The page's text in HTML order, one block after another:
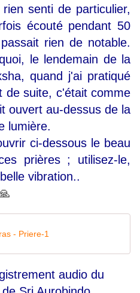
senti de particulier,
écouté pendant 50
rien de notable.
le lendemain de la
quand j'ai pratiqué
de suite, c'était comme
ouvert au-dessus de la
lumière.
ci-dessous le beau
prières ; utilisez-le,
vibration..
- Priere-1
audio du